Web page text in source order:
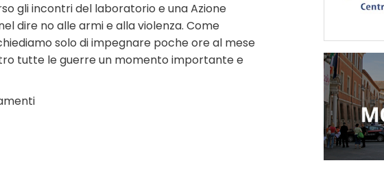
gli incontri del laboratorio e una Azione
dire no alle armi e alla violenza. Come
solo di impegnare poche ore al mese
tutte le guerre un momento importante e